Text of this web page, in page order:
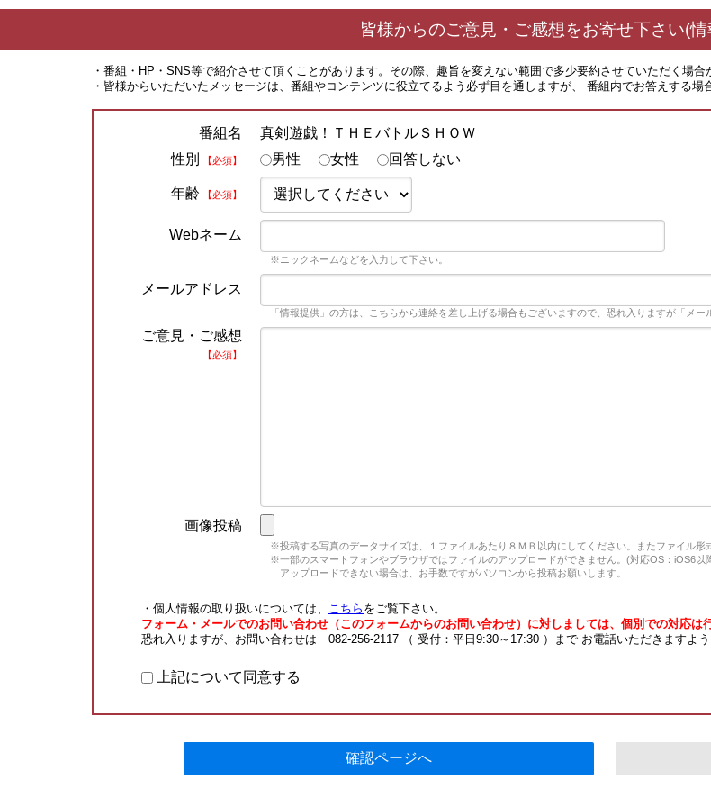
皆様からのご意見・ご感想をお寄せ下さい(
・番組・HP・SNS等で紹介させて頂くことがあります。その際、趣旨を変えない範囲で多少要約させていただく場合
・皆様からいただいたメッセージは、番組やコンテンツに役立てるよう必ず目を通しますが、 番組内でお答えする
番組名
真剣遊戯！ＴＨＥバトルＳＨＯＷ
性別
【必須】 男性 女性 回答しない
年齢 【必須】
Webネーム
※ニックネームなどを入力して下さい。
メールアドレス
「情報提供」の方は、こちらから連絡を差し上げる場合もございますので、恐れ入りますが「メ
ご意見・ご感想
【必須】
画像投稿
※投稿する写真のデータサイズは、１ファイルあたり８ＭＢ以内にしてください。またファイル形
※一部のスマートフォンやブラウザではファイルのアップロードができません。(対応OS：iOS6以
アップロードできない場合は、お手数ですがパソコンから投稿お願いします。
・個人情報の取り扱いについては、 こちら をご覧下さい。
フォーム・メールでのお問い合わせ（このフォームからのお問い合わせ）に対しましては、個別での対応は
恐れ入りますが、お問い合わせは 082-256-2117 （ 受付：平日9:30～17:30 ）まで お電話いただきますよう
上記について同意する
確認ページへ